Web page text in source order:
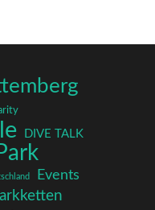
DIVE TALK
Events